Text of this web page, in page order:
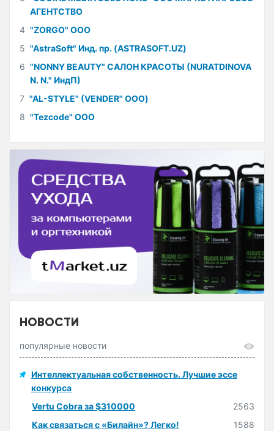
АГЕНТСТВО
4 "ZORGO" ООО
5 "AstraSoft" Инд. пр. (ASTRASOFT.UZ)
6 "NONNY BEAUTY" САЛОН КРАСОТЫ (NURATDINOVA
N. N." ИндП)
7 "AL-STYLE" (VENDER" ООО)
8 "Tezcode" ООО
НОВОСТИ
популярные новости
Интеллектуальная собственность. Лучшие эссе
конкурса
Vertu Cobra за $310000
2563
Как связаться с «Билайн»? Легко!
1588